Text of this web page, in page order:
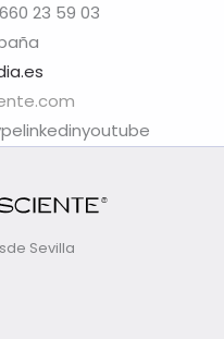
23 59 03
Sevilla